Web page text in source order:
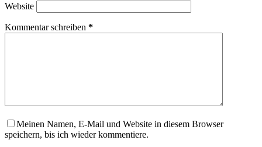
Website
Kommentar schreiben *
Meinen Namen, E-Mail und Website in diesem Browser
speichern, bis ich wieder kommentiere.